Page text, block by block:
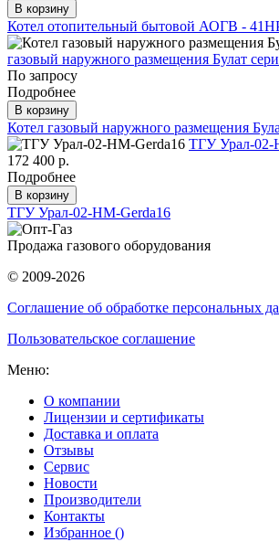
В корзину
Котел отопительный бытовой АОГВ -
газовый наружного размещения Булат
По запросу
Подробнее
В корзину
Котел газовый наружного размещения
ТГУ Урал-02-
172 400 р.
Подробнее
В корзину
ТГУ Урал-02-HM-Gerda16
Продажа газового оборудования
© 2009-2026
Соглашение об обработке персональных
Пользовательское соглашение
Меню:
О компании
Лицензии и сертификаты
Доставка и оплата
Отзывы
Сервис
Новости
Производители
Контакты
Избранное ()